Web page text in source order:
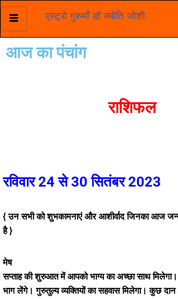
Skip
to
content
एस्ट्रो गुरुमाँ डॉ ज्योति जोशी
आज का पंचांग
राशिफल
रविवार 24 से 30 सितंबर 2023
{ उन सभी को शुभकामनाएं और आशीर्वाद जिनका आज
है }
मेष
सप्ताह की शुरुआत में आपको भाग्य का अच्छा साथ मिलेगा।
भाग लेंगे। गुरुतुल्य व्यक्तियों का सहवास मिलेगा। कुछ